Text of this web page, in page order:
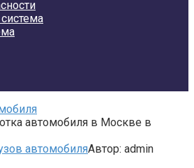
автомобиля в Москве в
автомобиляАвтор: admin